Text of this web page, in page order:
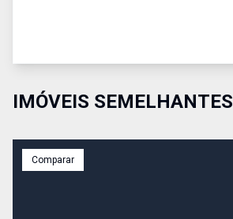
IMÓVEIS SEMELHANTES
Comparar